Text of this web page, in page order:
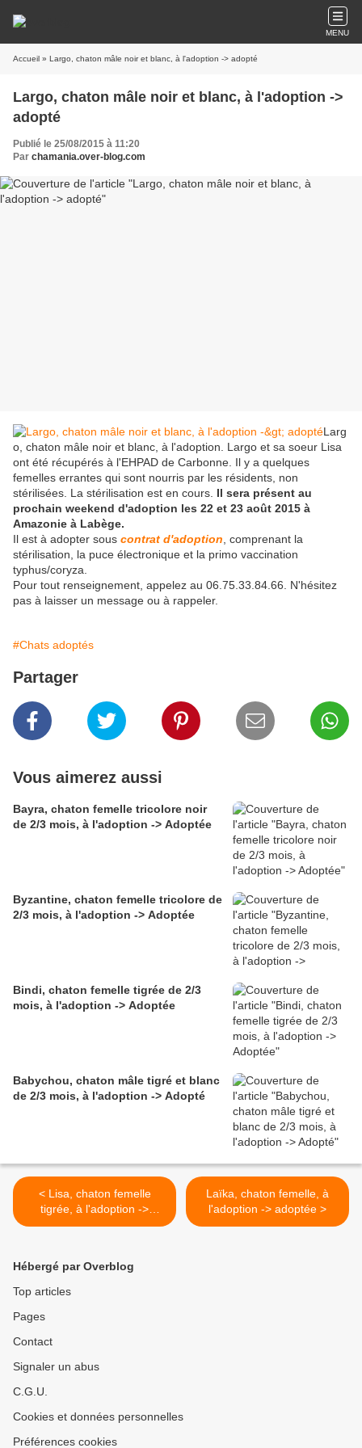
MENU
Accueil » Largo, chaton mâle noir et blanc, à l'adoption -> adopté
Largo, chaton mâle noir et blanc, à l'adoption ->
adopté
Publié le 25/08/2015 à 11:20
Par chamania.over-blog.com
Larg
o, chaton mâle noir et blanc, à l'adoption. Largo et sa soeur Lisa
ont été récupérés à l'EHPAD de Carbonne. Il y a quelques
femelles errantes qui sont nourris par les résidents, non
stérilisées. La stérilisation est en cours. Il sera présent au
prochain weekend d'adoption les 22 et 23 août 2015 à
Amazonie à Labège.
Il est à adopter sous contrat d'adoption , comprenant la
stérilisation, la puce électronique et la primo vaccination
typhus/coryza.
Pour tout renseignement, appelez au 06.75.33.84.66. N'hésitez
pas à laisser un message ou à rappeler.
#Chats adoptés
Partager
Vous aimerez aussi
Bayra, chaton femelle tricolore noir
de 2/3 mois, à l'adoption -> Adoptée
Byzantine, chaton femelle tricolore de
2/3 mois, à l'adoption -> Adoptée
Bindi, chaton femelle tigrée de 2/3
mois, à l'adoption -> Adoptée
Babychou, chaton mâle tigré et blanc
de 2/3 mois, à l'adoption -> Adopté
< Lisa, chaton femelle
tigrée, à l'adoption ->
adoptée
Laïka, chaton femelle, à
l'adoption -> adoptée >
Hébergé par Overblog
Top articles
Pages
Contact
Signaler un abus
C.G.U.
Cookies et données personnelles
Préférences cookies